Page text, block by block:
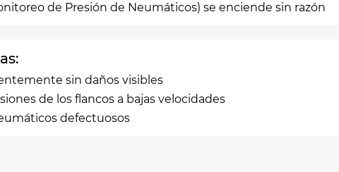
de Presión de Neumáticos) se enciende sin razón
sin daños visibles
de los flancos a bajas velocidades
defectuosos